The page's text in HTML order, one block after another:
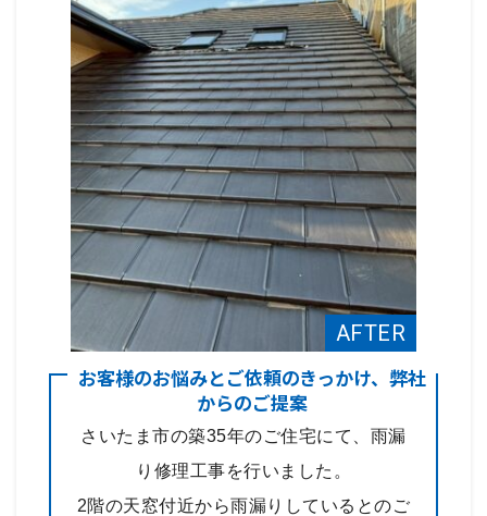
お客様のお悩みとご依頼のきっかけ、弊社
からのご提案
さいたま市の築35年のご住宅にて、雨漏
り修理工事を行いました。
2階の天窓付近から雨漏りしているとのご